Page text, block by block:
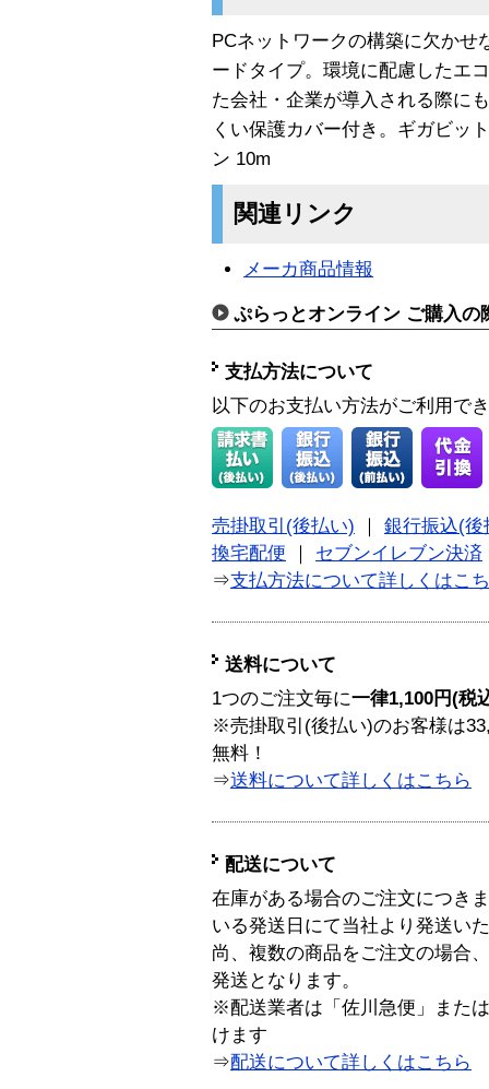
PCネットワークの構築に欠かせ
ードタイプ。環境に配慮したエ
た会社・企業が導入される際に
くい保護カバー付き。ギガビッ
ン 10m
関連リンク
メーカ商品情報
ぷらっとオンライン ご購入の
支払方法について
以下のお支払い方法がご利用で
売掛取引(後払い)
銀行振込(後
換宅配便
セブンイレブン決済
⇒支払方法について詳しくはこ
送料について
1つのご注文毎に一律1,100円(税
※売掛取引(後払い)のお客様は
無料！
⇒送料について詳しくはこちら
配送について
在庫がある場合のご注文につき
いる発送日にて当社より発送い
尚、複数の商品をご注文の場合
発送となります。
※配送業者は「佐川急便」また
けます
⇒配送について詳しくはこちら